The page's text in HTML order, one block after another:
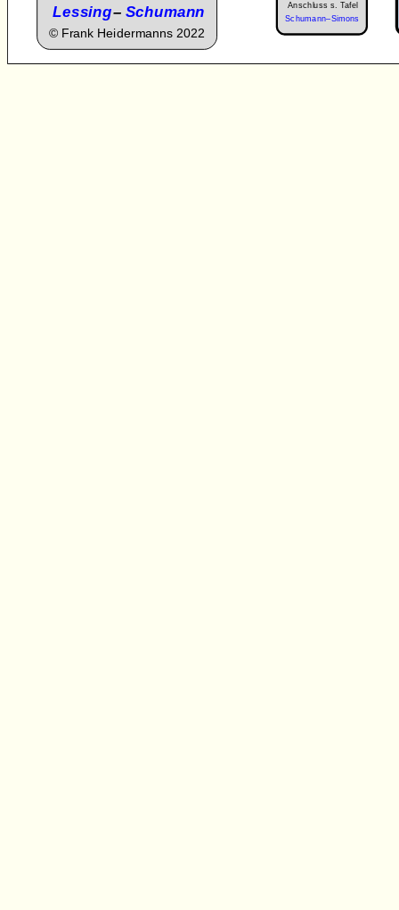
Lessing– Schumann
© Frank Heidermanns 2022
Anschluss s. Tafel
Schumann–Simons